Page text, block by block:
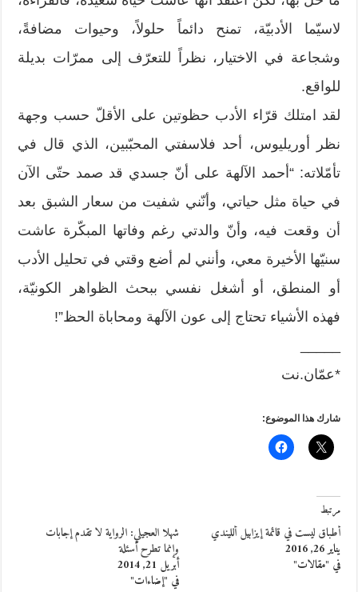
لاسيّما الأدبيّة، تمنح دائماً حلولاً، وحيوات مضافةً،
وشجاعة في الاختيار، نظراً للتعرّف إلى ممرّات بديلة
للواقع.
لقد امتلك قرّاء الأدب حظوتين على الأقلّ حسب وجهة
نظر أوريليوس، أحد فلاسفتي المحبّبين، الذي قال في
تأمّلاته: “أحمد الآلهة على أنّ جسدي قد صمد حتّى الآن
في حياة مثل حياتي، وأنّني شفيت من سعار الشبق بعد
أن وقعت فيه، وأنّ والدتي رغم وفاتها المبكّرة عاشت
سنيّها الأخيرة معي، وأنني لم أضع وقتي في تحليل الأدب
أو المنطق، أو أشغل نفسي ببحث الظواهر الكونيّة،
فهذه الأشياء تحتاج إلى عون الآلهة ومحاباة الحظ”!
*عمّان.نت
شارك هذا الموضوع:
مرتبط
أطباق ليست في قائمة إيزابيل ألليندي
يناير 26, 2016
في "مقالات"
شهلا العجيلي: الرواية لا تقدم إجابات
وإنما تطرح أسئلة
أبريل 21, 2014
في "إضاءات"